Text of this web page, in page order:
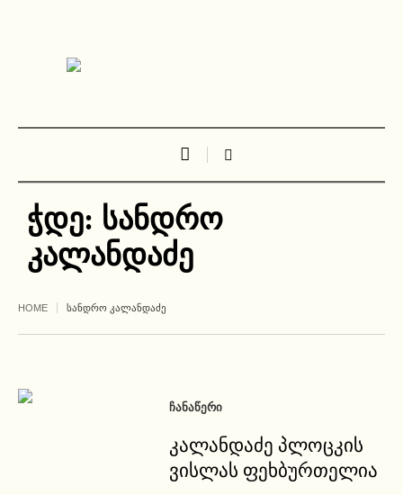
ჭდე: სანდრო
კალანდაძე
HOME ᲡᲐᲜᲓᲠᲝ ᲙᲐᲚᲐᲜᲓᲐᲫᲔ
ᲩᲐᲜᲐᲬᲔᲠᲘ
კალანდაძე პლოცკის
ვისლას ფეხბურთელია